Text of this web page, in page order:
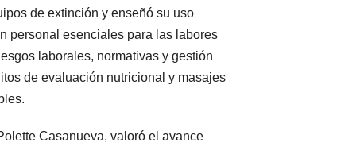
de extinción y enseñó su uso
personal esenciales para las labores
laborales, normativas y gestión
de evaluación nutricional y masajes
Casanueva, valoró el avance